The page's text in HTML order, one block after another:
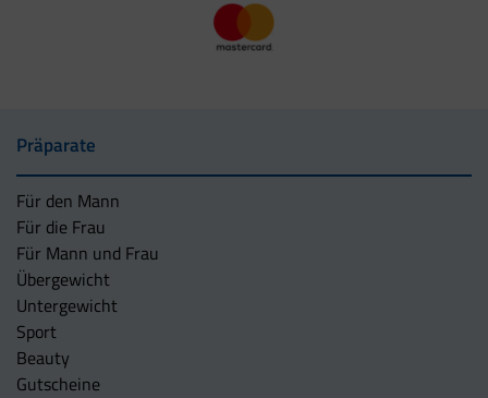
Präparate
Für den Mann
Für die Frau
Für Mann und Frau
Übergewicht
Untergewicht
Sport
Beauty
Gutscheine